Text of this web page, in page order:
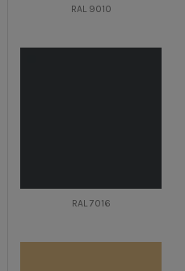
RAL 9010
RAL 7016